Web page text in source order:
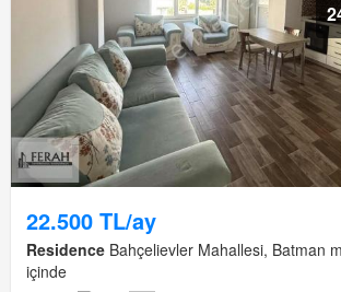
22.500 TL/ay
Residence Bahçelievler Mahallesi, Batman
içinde